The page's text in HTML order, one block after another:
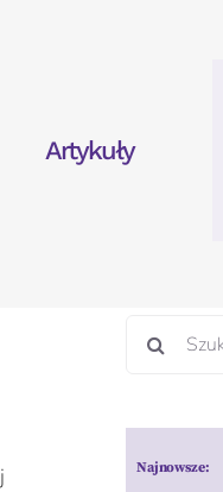
Artykuły
Szukaj
Najnowsze: